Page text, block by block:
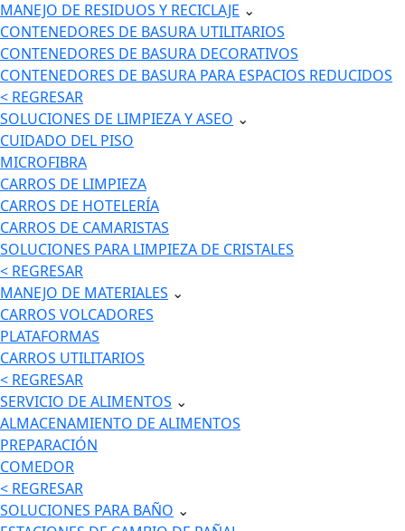
MANEJO DE RESIDUOS Y RECICLAJE ⌄
CONTENEDORES DE BASURA UTILITARIOS
CONTENEDORES DE BASURA DECORATIVOS
CONTENEDORES DE BASURA PARA ESPACIOS REDUCIDOS
< REGRESAR
SOLUCIONES DE LIMPIEZA Y ASEO ⌄
CUIDADO DEL PISO
MICROFIBRA
CARROS DE LIMPIEZA
CARROS DE HOTELERÍA
CARROS DE CAMARISTAS
SOLUCIONES PARA LIMPIEZA DE CRISTALES
< REGRESAR
MANEJO DE MATERIALES ⌄
CARROS VOLCADORES
PLATAFORMAS
CARROS UTILITARIOS
< REGRESAR
SERVICIO DE ALIMENTOS ⌄
ALMACENAMIENTO DE ALIMENTOS
PREPARACIÓN
COMEDOR
< REGRESAR
SOLUCIONES PARA BAÑO ⌄